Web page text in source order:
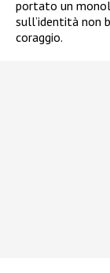
portato un
sull’identità non
coraggio.